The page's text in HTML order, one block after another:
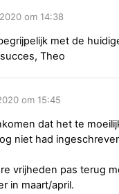
om 14:38
met de
Theo
om 15:45
dat het te
niet had
vrijheden pas terug
in maart/april.